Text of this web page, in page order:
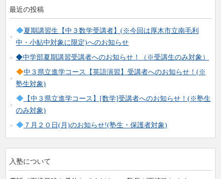
最近の投稿
夏期講習生【中３数学受講者】(※今回は厚木市立南毛利
中・小鮎中対象に限定)へのお知らせ
◆中学部夏期講習受講者へのお知らせ！（※受講生のみ対象）
中３県立進学コース【英語演習】受講者へのお知らせ！(※
塾生対象)
【中３県立進学コース】[数学]受講者へのお知らせ！(※塾生
のみ対象)
７月２０日(月)のお知らせ!(塾生・保護者対象)
入塾について